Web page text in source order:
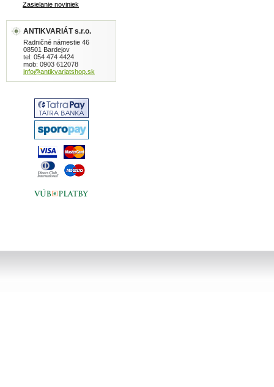
Zasielanie noviniek
ANTIKVARIÁT s.r.o.
Radničné námestie 46
08501 Bardejov
tel: 054 474 4424
mob: 0903 612078
info@antikvariatshop.sk